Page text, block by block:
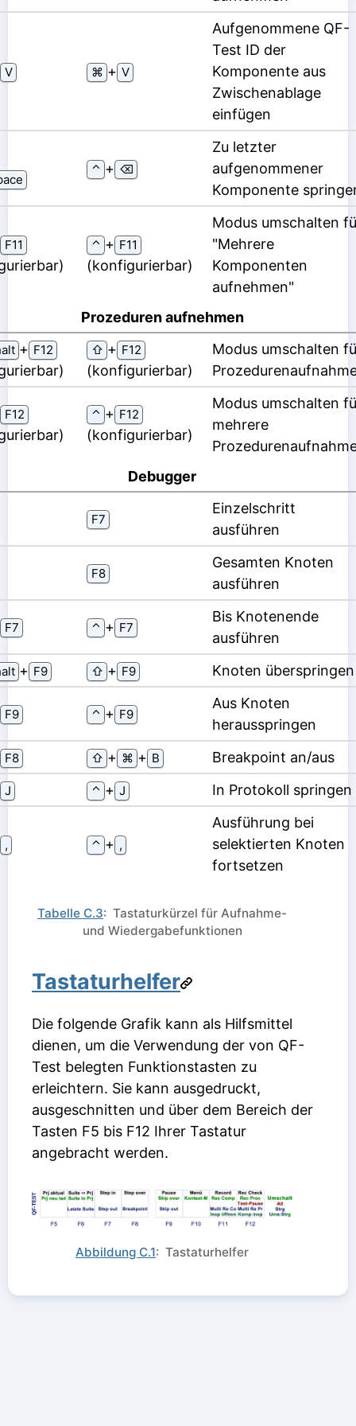
V ⌘ ⁠+⁠ V
Aufgenommene QF-
Test ID der
Komponente aus
Zwischenablage
einfügen
⌃ ⁠+⁠ ⌫
Zu letzter
aufgenommener
Komponente
F11 ⌃ ⁠+⁠ F11
(konfigurierbar)
Modus umschalten
"Mehrere
Komponenten
aufnehmen"
Prozeduren aufnehmen
⁠+⁠ F12 ⇧ ⁠+⁠ F12
(konfigurierbar)
Modus umschalten
F12 ⌃ ⁠+⁠ F12
(konfigurierbar)
Modus umschalten
mehrere
Debugger
F7
Einzelschritt
ausführen
F8
Gesamten Knoten
ausführen
F7 ⌃ ⁠+⁠ F7
Bis Knotenende
ausführen
⁠+⁠ F9 ⇧ ⁠+⁠ F9 Knoten überspringen
F9 ⌃ ⁠+⁠ F9
Aus Knoten
herausspringen
F8 ⇧ ⁠+⁠ ⌘ ⁠+⁠ B Breakpoint an/aus
J ⌃ ⁠+⁠ J In Protokoll springen
, ⌃ ⁠+⁠ ,
Ausführung bei
selektierten Knoten
fortsetzen
Tabelle C.3: Tastaturkürzel für Aufnahme-
und Wiedergabefunktionen
Tastaturhelfer
Die folgende Grafik kann als Hilfsmittel
dienen, um die Verwendung der von QF-
Test belegten Funktionstasten zu
erleichtern. Sie kann ausgedruckt,
ausgeschnitten und über dem Bereich der
Tasten F5 bis F12 Ihrer Tastatur
angebracht werden.
Abbildung C.1: Tastaturhelfer